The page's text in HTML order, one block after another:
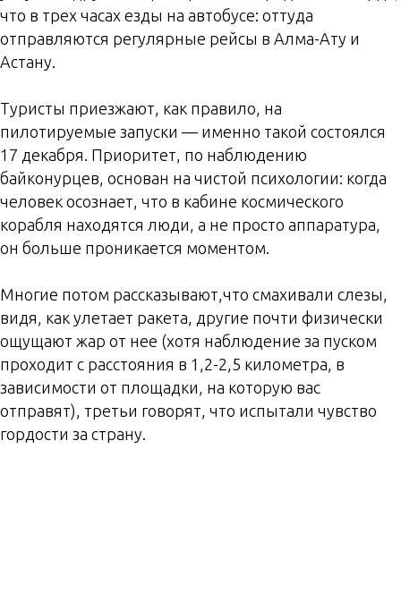
что в трех часах езды на автобусе: оттуда
отправляются регулярные рейсы в Алма-Ату и
Астану.
Туристы приезжают, как правило, на
пилотируемые запуски — именно такой состоялся
17 декабря. Приоритет, по наблюдению
байконурцев, основан на чистой психологии: когда
человек осознает, что в кабине космического
корабля находятся люди, а не просто аппаратура,
он больше проникается моментом.
Многие потом рассказывают,что смахивали слезы,
видя, как улетает ракета, другие почти физически
ощущают жар от нее (хотя наблюдение за пуском
проходит с расстояния в 1,2-2,5 километра, в
зависимости от площадки, на которую вас
отправят), третьи говорят, что испытали чувство
гордости за страну.